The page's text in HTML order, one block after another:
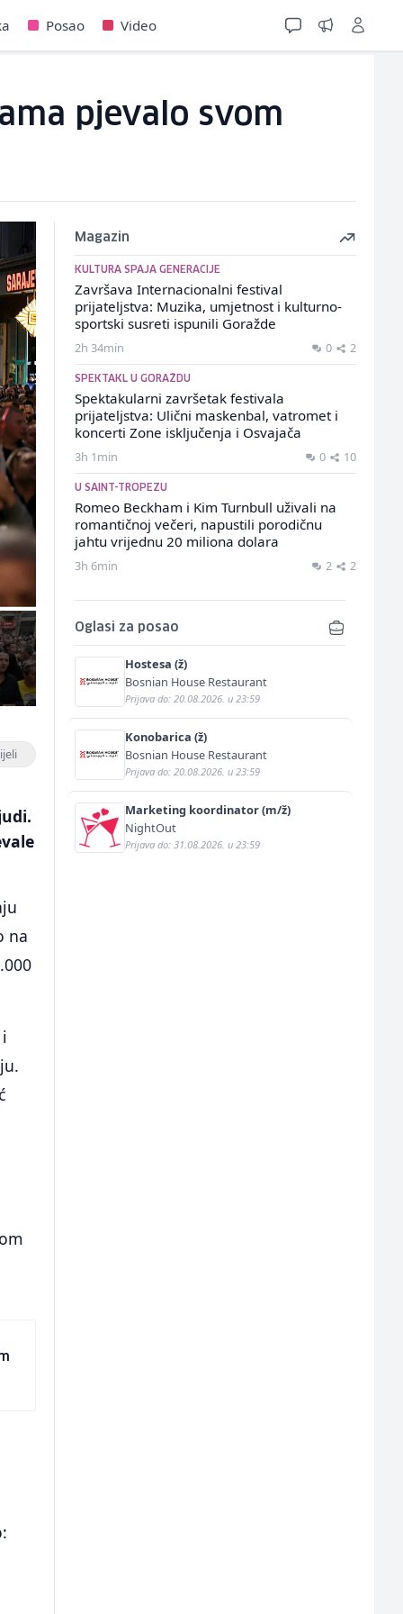
Posao Video
pjevalo svom
na
Magazin
KULTURA SPAJA GENERACIJE
Završava Internacionalni festival
prijateljstva: Muzika, umjetnost i kulturno-
sportski susreti ispunili Goražde
2h 34min 0 2
SPEKTAKL U GORAŽDU
Spektakularni završetak festivala
prijateljstva: Ulični maskenbal, vatromet i
koncerti Zone isključenja i Osvajača
3h 1min 0 10
U SAINT-TROPEZU
Romeo Beckham i Kim Turnbull uživali na
romantičnoj večeri, napustili porodičnu
jahtu vrijednu 20 miliona dolara
3h 6min 2 2
Oglasi za posao
Hostesa (ž)
Bosnian House Restaurant
Prijava do: 20.08.2026. u 23:59
Konobarica (ž)
Bosnian House Restaurant
Prijava do: 20.08.2026. u 23:59
Marketing koordinator (m/ž)
NightOut
Prijava do: 31.08.2026. u 23:59